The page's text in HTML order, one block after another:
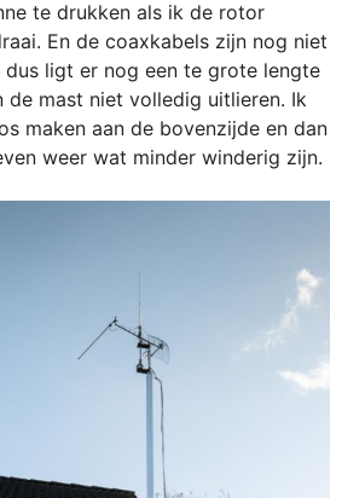
te drukken als ik de rotor
En de coaxkabels zijn nog niet
ligt er nog een te grote lengte
de mast niet volledig uitlieren. Ik
maken aan de bovenzijde en dan
weer wat minder winderig zijn.